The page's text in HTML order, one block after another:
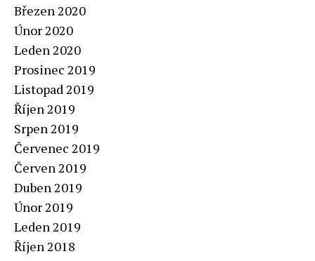
Březen 2020
Únor 2020
Leden 2020
Prosinec 2019
Listopad 2019
Říjen 2019
Srpen 2019
Červenec 2019
Červen 2019
Duben 2019
Únor 2019
Leden 2019
Říjen 2018